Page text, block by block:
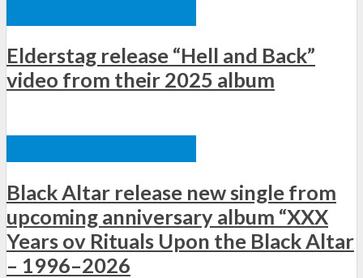
Elderstag release “Hell and Back”
video from their 2025 album
Black Altar release new single from
upcoming anniversary album “XXX
Years ov Rituals Upon the Black Altar
– 1996–2026